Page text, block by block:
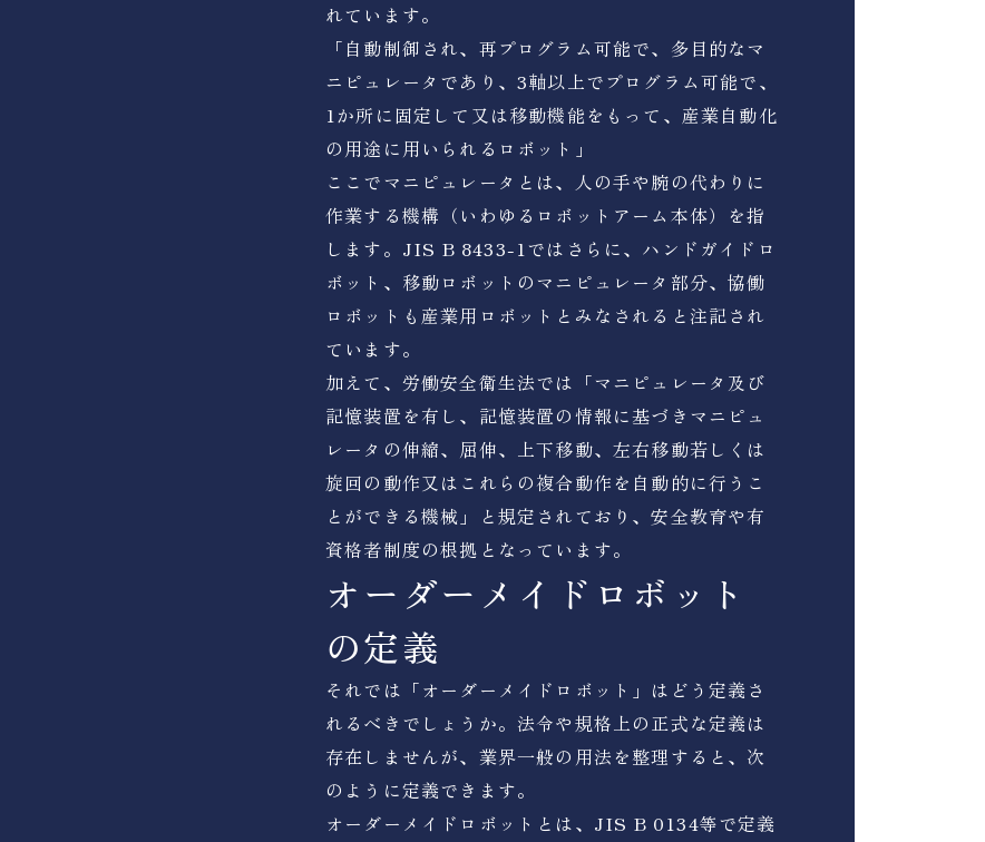
れています。
「自動制御され、再プログラム可能で、多目的なマ
ニピュレータであり、3軸以上でプログラム可能で、
1か所に固定して又は移動機能をもって、産業自動化
の用途に用いられるロボット」
ここでマニピュレータとは、人の手や腕の代わりに
作業する機構（いわゆるロボットアーム本体）を指
します。JIS B 8433-1ではさらに、ハンドガイドロ
ボット、移動ロボットのマニピュレータ部分、協働
ロボットも産業用ロボットとみなされると注記され
ています。
加えて、労働安全衛生法では「マニピュレータ及び
記憶装置を有し、記憶装置の情報に基づきマニピュ
レータの伸縮、屈伸、上下移動、左右移動若しくは
旋回の動作又はこれらの複合動作を自動的に行うこ
とができる機械」と規定されており、安全教育や有
資格者制度の根拠となっています。
オーダーメイドロボット
の定義
それでは「オーダーメイドロボット」はどう定義さ
れるべきでしょうか。法令や規格上の正式な定義は
存在しませんが、業界一般の用法を整理すると、次
のように定義できます。
オーダーメイドロボットとは、JIS B 0134等で定義